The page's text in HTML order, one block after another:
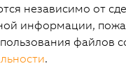
независимо от
информации,
файлов
.